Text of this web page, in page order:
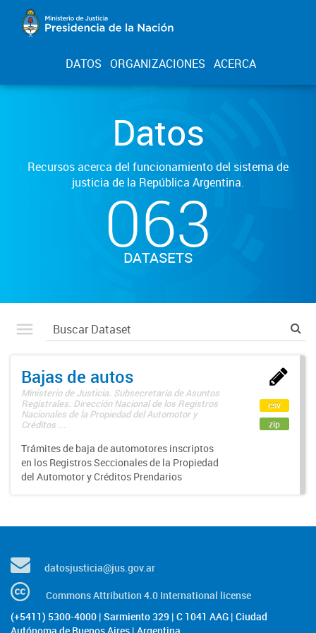
DATOS ORGANIZACIONES ACERCA
Datos
Recursos acerca del funcionamiento del sistema de
justicia de la República Argentina.
063
DATASETS
Bajas de autos
Ministerio de Justicia. Subsecretaría de Asuntos
Registrales. Dirección Nacional de los Registros
Nacionales de la Propiedad del Automotor y
Créditos ...
Trámites de baja de automotores inscriptos
en los Registros Seccionales de la Propiedad
del Automotor y Créditos Prendarios
csv
zip
datosjusticia@jus.gov.ar
Commons Attribution 4.0 International license
(+5411) 5300-4000 | Sarmiento 329 | C 1041 AAG | Ciudad